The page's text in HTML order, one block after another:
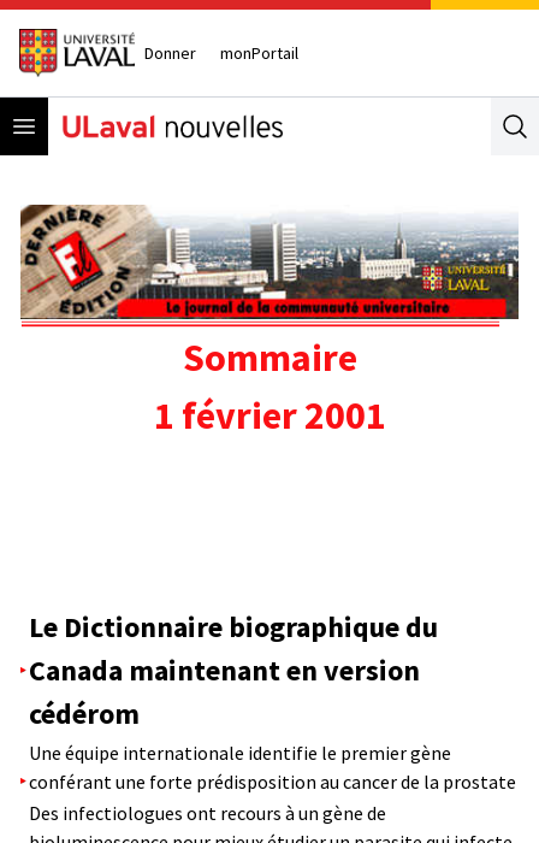
Donner monPortail
Open menu
Sommaire
1 février 2001
Le Dictionnaire biographique du
Canada maintenant en version
cédérom
Une équipe internationale identifie le premier gène
conférant une forte prédisposition au cancer de la prostate
Des infectiologues ont recours à un gène de